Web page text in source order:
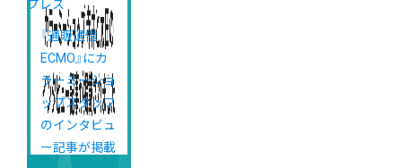
プレス
『通販通信
ECMO』にカ
ラーミーショ
ップスタッフ
のインタビュ
ー記事が掲載